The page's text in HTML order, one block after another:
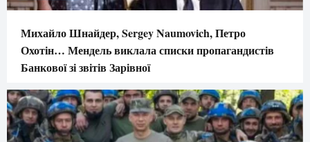
Михайло Шнайдер, Sergey Naumovich, Петро
Охотін… Мендель виклала списки пропагандистів
Банкової зі звітів Зарівної